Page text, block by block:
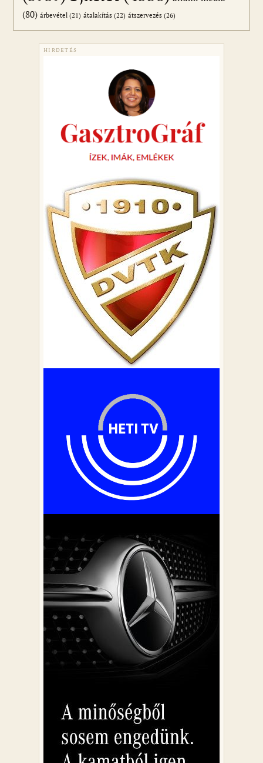
(80) árbevétel (21) átalakítás (22) átszervezés (26)
HIRDETÉS